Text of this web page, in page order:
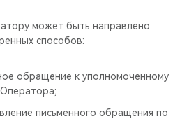
может быть направлено
способов:
обращение к уполномоченному
письменного обращения по